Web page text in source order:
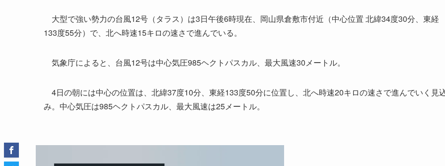
大型で強い勢力の台風12号（タラス）は3日午後6時現在、岡山県倉敷市付近（中心位置 北緯34度30分、東経
133度55分）で、北へ時速15キロの速さで進んでいる。
気象庁によると、台風12号は中心気圧985ヘクトパスカル、最大風速30メートル。
4日の朝には中心の位置は、北緯37度10分、東経133度50分に位置し、北へ時速20キロの速さで進んでいく見
み。中心気圧は985ヘクトパスカル、最大風速は25メートル。